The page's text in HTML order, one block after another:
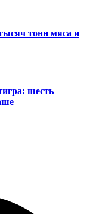
тонн мяса и
шесть